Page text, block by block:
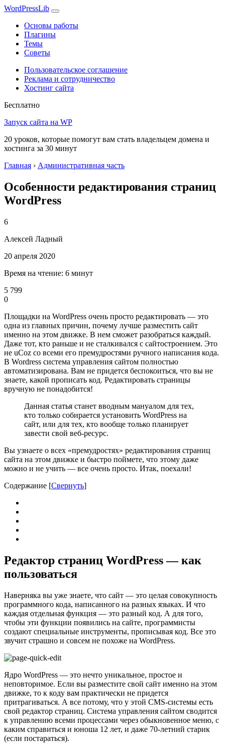
WordPressLib
Основы работы
Плагины
Темы
Советы
Пользовательское соглашение
Реклама и сотрудничество
Хостинг сайта
Бесплатно
Запуск сайта на WP
20 уроков, которые помогут вам стать владельцем домена и
хостинга за 30 минут
Главная › Административная часть
Особенности редактирования страниц
WordPress
6
Алексей Ладный
20 апреля 2020
Время на чтение: 6 минут
5 799
0
Площадки на WordPress очень просто редактировать — это
одна из главных причин, почему лучше разместить сайт
именно на этом движке. В нем сможет разобраться каждый.
Даже тот, кто раньше и не сталкивался с сайтостроением. Это
не uCoz со всеми его премудростями ручного написания кода.
В Wordress система управления сайтом полностью
автоматизирована. Вам не придется беспокоиться, что вы не
знаете, какой прописать код. Редактировать страницы
вручную не понадобится!
Данная статья станет вводным мануалом для тех,
кто только собирается установить WordPress на
сайт, или для тех, кто вообще только планирует
завести свой веб-ресурс.
Вы узнаете о всех «премудростях» редактирования страниц
сайта на этом движке и быстро поймете, что этому даже
можно и не учить — все очень просто. Итак, поехали!
Содержание [Свернуть]
Редактор страниц WordPress — как
пользоваться
Наверняка вы уже знаете, что сайт — это целая совокупность
программного кода, написанного на разных языках. И что
каждая отдельная функция — это разный код. А для того,
чтобы эти функции появились на сайте, программисты
создают специальные инструменты, прописывая код. Все это
звучит страшно и совсем не похоже на WordPress.
Ядро WordPress — это нечто уникальное, простое и
неповторимое. Если вы разместите свой сайт именно на этом
движке, то к коду вам практически не придется
притрагиваться. А все потому, что у этой CMS-системы есть
свой редактор страниц. Система управления сайтом сводится
к управлению всеми процессами через обыкновенное меню, с
каким справиться и юноша 12 лет, и даже 70-летний старик
(если постараться).